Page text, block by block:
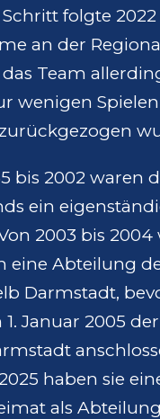
folgte 2022
an der
Team
wenigen Spielen
bis 2002 waren
ein
2003 bis 2004
eine Abteilung
Darmstadt,
Januar 2005 der
haben sie
als